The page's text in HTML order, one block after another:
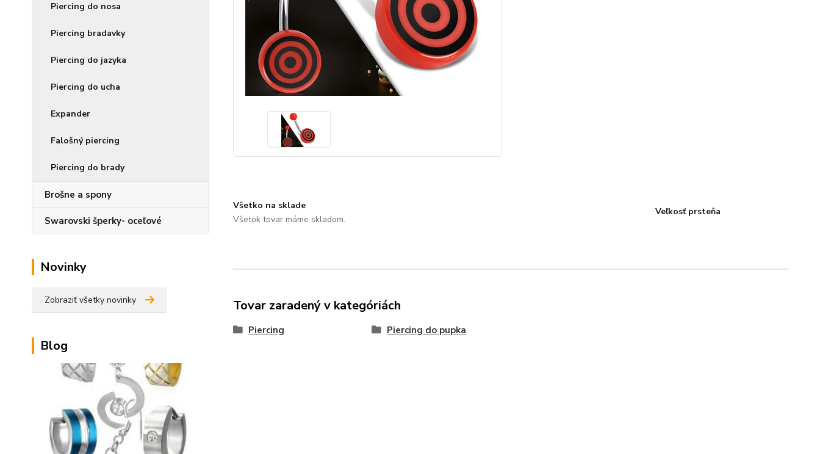
Piercing do nosa
Piercing bradavky
Piercing do jazyka
Piercing do ucha
Expander
Falošný piercing
Piercing do brady
Brošne a spony
Swarovski šperky- oceľové
Novinky
Zobraziť všetky novinky
Blog
Všetko na sklade
Všetok tovar máme skladom.
Veľkosť prsteňa
Tovar zaradený v kategóriách
Piercing Piercing do pupka